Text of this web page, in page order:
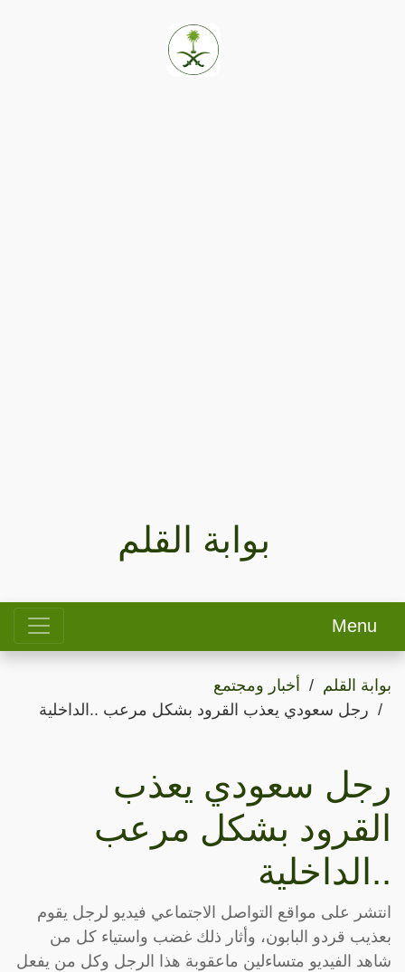
بوابة القلم
Menu
بوابة القلم
أخبار ومجتمع
رجل سعودي يعذب القرود بشكل مرعب ..الداخلية
رجل سعودي يعذب
القرود بشكل مرعب
..الداخلية
انتشر على مواقع التواصل الاجتماعي فيديو لرجل يقوم
بعذيب قردو البابون، وأثار ذلك غضب واستياء كل من
شاهد الفيديو متساءلين ماعقوبة هذا الرجل وكل من يفعل